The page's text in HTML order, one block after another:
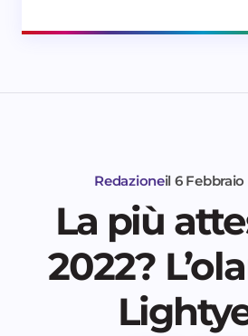
Redazioneil 6 Febbraio
La più
2022?